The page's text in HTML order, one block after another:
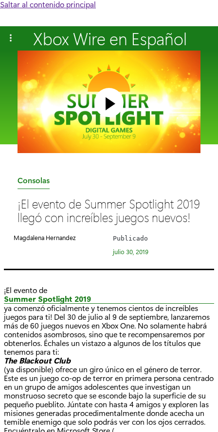
Saltar al contenido principal
Xbox Wire en Español
C
t
í
:
Consolas
¡El evento de Summer Spotlight 2019
llegó con increíbles juegos nuevos!
Magdalena Hernandez Publicado
julio 30, 2019
¡El evento de
Summer Spotlight 2019
ya comenzó oficialmente y tenemos cientos de increíbles
juegos para ti! Del 30 de julio al 9 de septiembre, lanzaremos
más de 60 juegos nuevos en Xbox One. No solamente habrá
contenidos asombrosos, sino que te recompensaremos por
obtenerlos. Échales un vistazo a algunos de los títulos que
tenemos para ti:
The Blackout Club
(ya disponible) ofrece un giro único en el género de terror.
Este es un juego co-op de terror en primera persona centrado
en un grupo de amigos adolescentes que investigan un
monstruoso secreto que se esconde bajo la superficie de su
pequeño pueblito. Júntate con hasta 4 amigos y exploren las
misiones generadas procedimentalmente donde acecha un
temible enemigo que solo podrás ver con los ojos cerrados.